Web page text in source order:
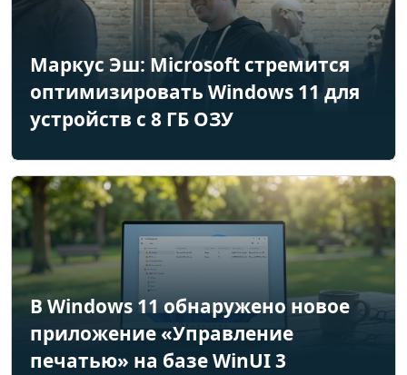
Маркус Эш: Microsoft стремится
оптимизировать Windows 11 для
устройств с 8 ГБ ОЗУ
В Windows 11 обнаружено новое
приложение «Управление
печатью» на базе WinUI 3